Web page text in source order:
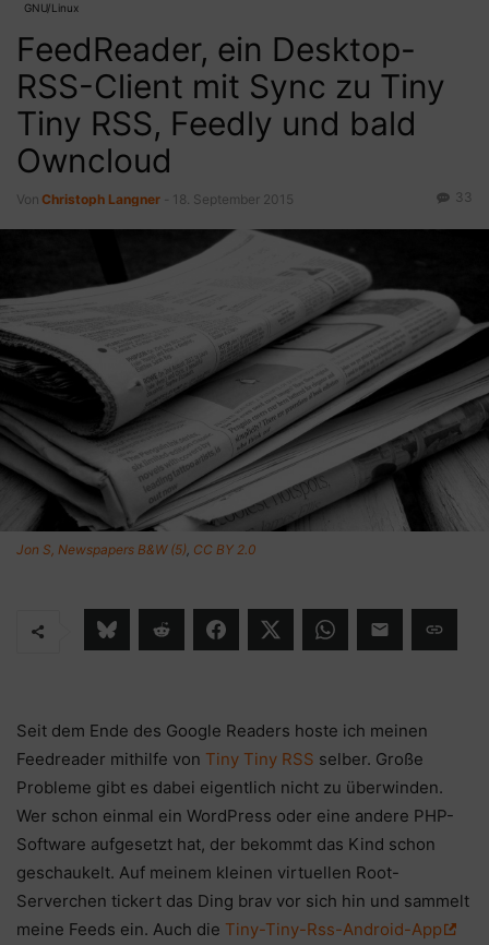
GNU/Linux
FeedReader, ein Desktop-
RSS-Client mit Sync zu Tiny
Tiny RSS, Feedly und bald
Owncloud
Von Christoph Langner 18. September 2015 33
Jon S, Newspapers B&W (5) CC BY 2.0
Seit dem Ende des Google Readers hoste ich meinen
Feedreader mithilfe von Tiny Tiny RSS selber. Große
Probleme gibt es dabei eigentlich nicht zu überwinden.
Wer schon einmal ein WordPress oder eine andere PHP-
Software aufgesetzt hat, der bekommt das Kind schon
geschaukelt. Auf meinem kleinen virtuellen Root-
Serverchen tickert das Ding brav vor sich hin und sammelt
meine Feeds ein. Auch die Tiny-Tiny-Rss-Android-App